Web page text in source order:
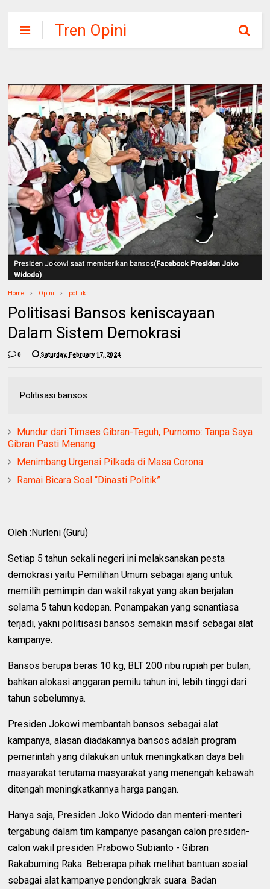
Tren Opini
Home Opini politik
Politisasi Bansos keniscayaan
Dalam Sistem Demokrasi
0 Saturday, February 17, 2024
Politisasi bansos
Mundur dari Timses Gibran-Teguh, Purnomo: Tanpa Saya
Gibran Pasti Menang
Menimbang Urgensi Pilkada di Masa Corona
Ramai Bicara Soal “Dinasti Politik”
Oleh :Nurleni (Guru)
Setiap 5 tahun sekali negeri ini melaksanakan pesta
demokrasi yaitu Pemilihan Umum sebagai ajang untuk
memilih pemimpin dan wakil rakyat yang akan berjalan
selama 5 tahun kedepan. Penampakan yang senantiasa
terjadi, yakni politisasi bansos semakin masif sebagai alat
kampanye.
Bansos berupa beras 10 kg, BLT 200 ribu rupiah per bulan,
bahkan alokasi anggaran pemilu tahun ini, lebih tinggi dari
tahun sebelumnya.
Presiden Jokowi membantah bansos sebagai alat
kampanya, alasan diadakannya bansos adalah program
pemerintah yang dilakukan untuk meningkatkan daya beli
masyarakat terutama masyarakat yang menengah kebawah
ditengah meningkatkannya harga pangan.
Hanya saja, Presiden Joko Widodo dan menteri-menteri
tergabung dalam tim kampanye pasangan calon presiden-
calon wakil presiden Prabowo Subianto - Gibran
Rakabuming Raka. Beberapa pihak melihat bantuan sosial
sebagai alat kampanye pendongkrak suara. Badan